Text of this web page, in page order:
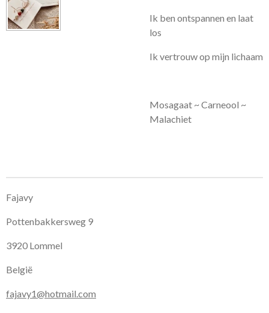
Ik ben ontspannen en laat
los
Ik vertrouw op mijn lichaam
Mosagaat ~ Carneool ~
Malachiet
Fajavy
Pottenbakkersweg 9
3920 Lommel
België
fajavy1@hotmail.com